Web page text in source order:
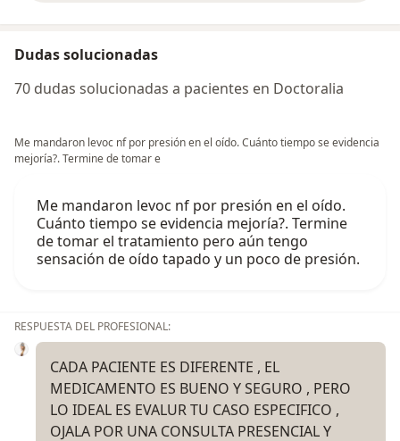
Dudas solucionadas
70 dudas solucionadas a pacientes en Doctoralia
Me mandaron levoc nf por presión en el oído. Cuánto tiempo se evidencia
mejoría?. Termine de tomar e
Me mandaron levoc nf por presión en el oído.
Cuánto tiempo se evidencia mejoría?. Termine
de tomar el tratamiento pero aún tengo
sensación de oído tapado y un poco de presión.
RESPUESTA DEL PROFESIONAL:
CADA PACIENTE ES DIFERENTE , EL
MEDICAMENTO ES BUENO Y SEGURO , PERO
LO IDEAL ES EVALUR TU CASO ESPECIFICO ,
OJALA POR UNA CONSULTA PRESENCIAL Y